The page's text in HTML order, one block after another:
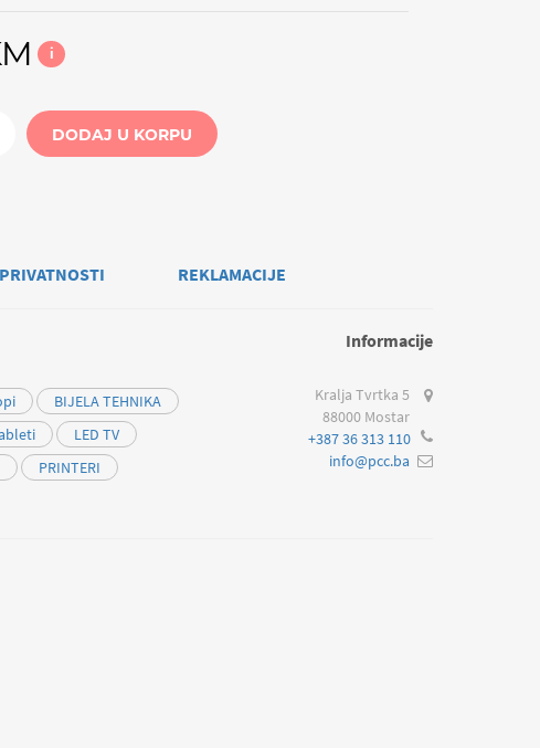
i
DODAJ U KORPU
REKLAMACIJE
BIJELA TEHNIKA
LED TV
PRINTERI
Informacije
Kralja Tvrtka 5
88000 Mostar
+387 36 313 110
info@pcc.ba